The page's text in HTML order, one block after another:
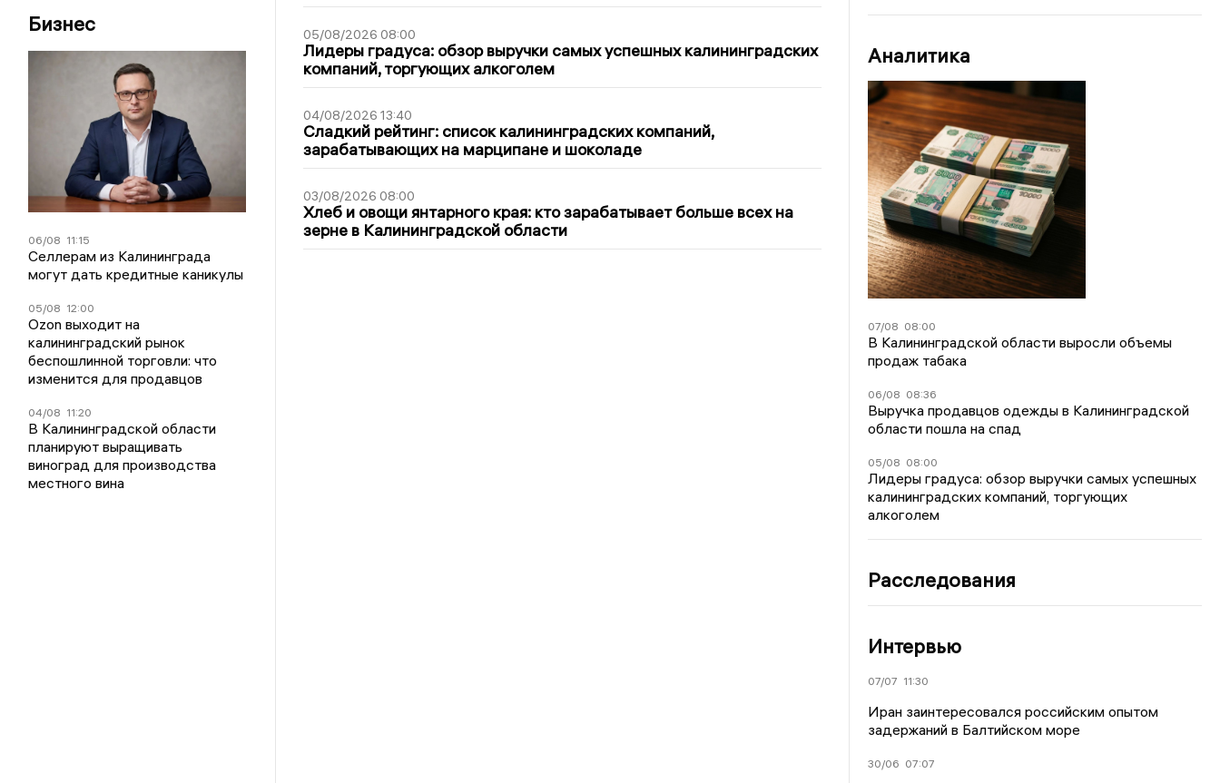
Бизнес
06/08 11:15
Селлерам из Калининграда
могут дать кредитные каникулы
05/08 12:00
Ozon выходит на
калининградский рынок
беспошлинной торговли: что
изменится для продавцов
04/08 11:20
В Калининградской области
планируют выращивать
виноград для производства
местного вина
05/08/2026 08:00
Лидеры градуса: обзор выручки самых успешных калининградских
компаний, торгующих алкоголем
04/08/2026 13:40
Сладкий рейтинг: список калининградских компаний,
зарабатывающих на марципане и шоколаде
03/08/2026 08:00
Хлеб и овощи янтарного края: кто зарабатывает больше всех на
зерне в Калининградской области
Аналитика
07/08 08:00
В Калининградской области выросли объемы
продаж табака
06/08 08:36
Выручка продавцов одежды в Калининградской
области пошла на спад
05/08 08:00
Лидеры градуса: обзор выручки самых успешных
калининградских компаний, торгующих
алкоголем
Расследования
Интервью
07/07 11:30
Иран заинтересовался российским опытом
задержаний в Балтийском море
30/06 07:07